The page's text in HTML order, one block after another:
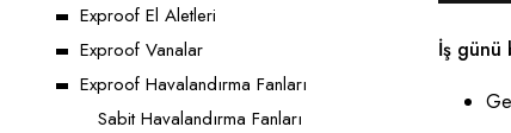
İş günü
Exproof El Aletleri
Exproof Vanalar
Exproof Havalandırma Fanları
Sabit Havalandırma Fanları